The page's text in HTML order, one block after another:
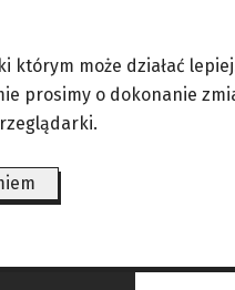
królewskiej pary
uwiodła tyrana, jak
napoleońskim
do wyjazdu z
W odnalezionej
słowami: „Cała
którym może działać
prosimy o dokonanie